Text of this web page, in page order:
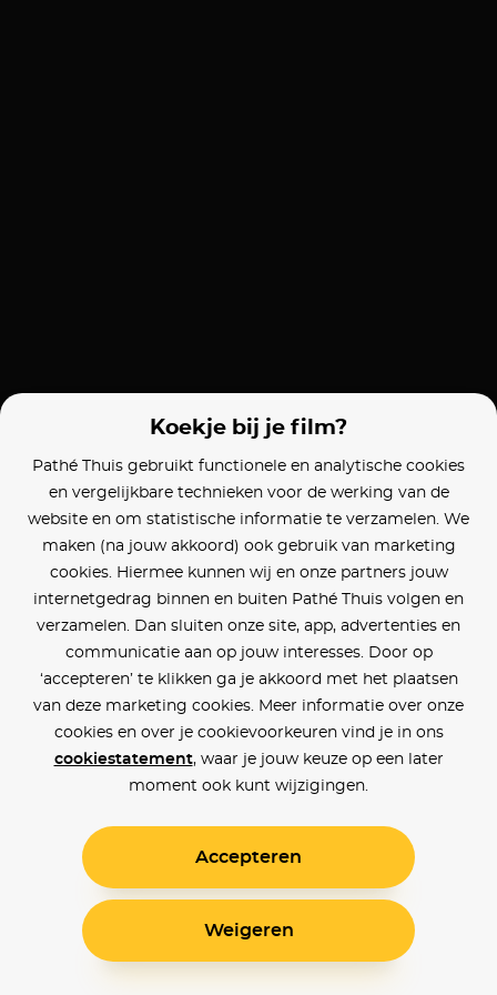
Koekje bij je film?
Pathé Thuis gebruikt functionele en analytische cookies
en vergelijkbare technieken voor de werking van de
website en om statistische informatie te verzamelen. We
maken (na jouw akkoord) ook gebruik van marketing
cookies. Hiermee kunnen wij en onze partners jouw
internetgedrag binnen en buiten Pathé Thuis volgen en
verzamelen. Dan sluiten onze site, app, advertenties en
communicatie aan op jouw interesses. Door op
‘accepteren’ te klikken ga je akkoord met het plaatsen
van deze marketing cookies. Meer informatie over onze
cookies en over je cookievoorkeuren vind je in ons
cookiestatement, waar je jouw keuze op een later
moment ook kunt wijzigingen.
Accepteren
Weigeren